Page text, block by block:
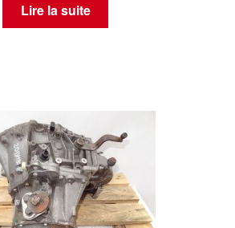
Lire la suite